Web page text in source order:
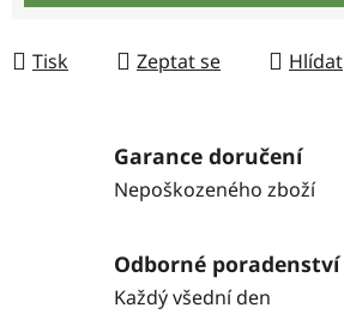
Tisk Zeptat se Hlídat
Garance doručení
Nepoškozeného zboží
Odborné poradenství
Každý všední den